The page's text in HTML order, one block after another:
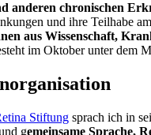
anderen chronischen
und ihre Teilhabe
aus Wissenschaft,
im Oktober unter dem
Stiftung sprach ich in
gemeinsame Sprache,